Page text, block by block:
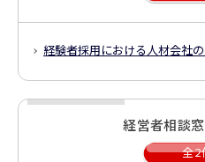
経験者採用における人材会社
経営者相談
全2